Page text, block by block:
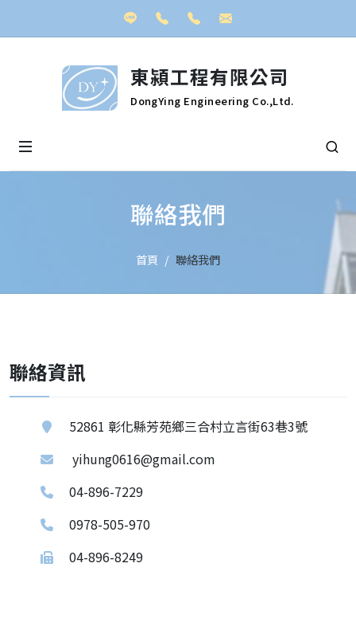
Line
東潁工程有限公司
DongYing Engineering Co.,Ltd.
聯絡我們
首頁 聯絡我們
聯絡資訊
52861 彰化縣芳苑鄉三合村立言街63巷3號
yihung0616@gmail.com
04-896-7229
0978-505-970
04-896-8249